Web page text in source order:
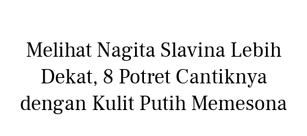
Melihat Nagita Slavina Lebih
Dekat, 8 Potret Cantiknya
dengan Kulit Putih Memesona